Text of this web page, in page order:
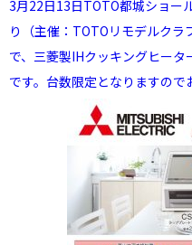
3月22日13日TOTO都城ショー
り（主催：TOTOリモデルク
で、三菱製IHクッキングヒー
です。台数限定となりますので